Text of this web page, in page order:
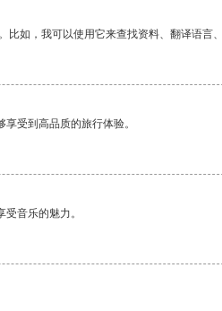
如，我可以使用它来查找资料、翻译语言、
受到高品质的旅行体验。
音乐的魅力。